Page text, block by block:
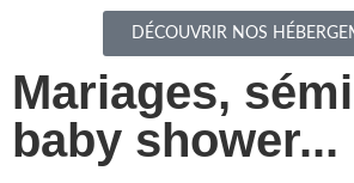
DÉCOUVRIR NOS
Mariages,
baby shower...